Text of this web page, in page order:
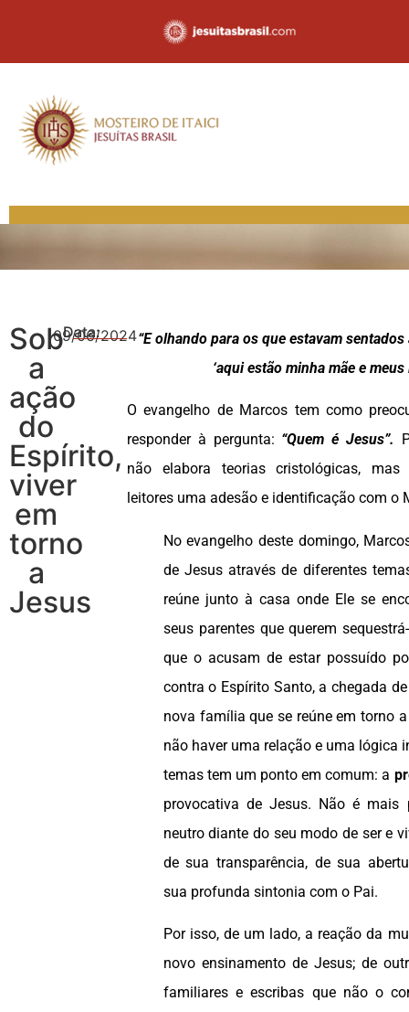
Sob
a
ação
do
Espírito,
viver
em
torno
a
Jesus
Data:
09/06/2024“E olhando para os que estavam
‘aqui estão minha mãe e meus
O evangelho de Marcos tem como
responder à pergunta: “Quem é Jesus”.
não elabora teorias cristológicas,
leitores uma adesão e identificação com o
No evangelho deste domingo,
de Jesus através de diferentes
reúne junto à casa onde Ele se
seus parentes que querem
que o acusam de estar possuído
contra o Espírito Santo, a chegada
nova família que se reúne em torno
não haver uma relação e uma lógica
temas tem um ponto em comum: a
provocativa de Jesus. Não é mais
neutro diante do seu modo de ser e
de sua transparência, de sua
sua profunda sintonia com o Pai.
Por isso, de um lado, a reação da
novo ensinamento de Jesus; de
familiares e escribas que não o